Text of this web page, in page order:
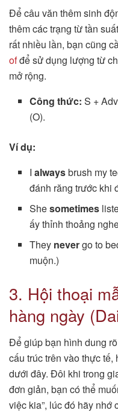
Để câu văn thêm sinh
thêm các trạng từ tần
rất nhiều lần, bạn cũng
ofđể sử dụng lượng từ
mở rộng.
Công thức: S +
(O).
Ví dụ:
Ialwaysbrush my
đánh răng trước khi
Shesometimes
ấy thỉnh thoảng
They nevergo to
muộn.)
3. Hội thoại
hàng ngày
Để giúp bạn hình dung
cấu trúc trên vào thực
dưới đây. Đôi khi trong
đơn giản, bạn có thể
việc kia”, lúc đó hãy nhớ